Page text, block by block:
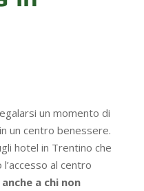
un momento di
un centro benessere.
hotel in Trentino che
al centro
a chi non